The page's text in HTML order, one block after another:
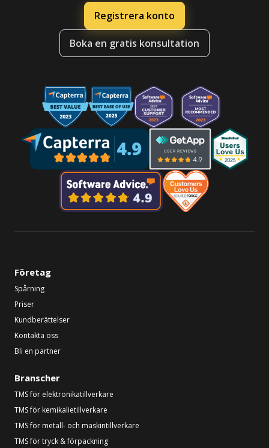
Registrera konto
Boka en gratis konsultation
Företag
Spårning
Priser
Kundberättelser
Kontakta oss
Bli en partner
Branscher
TMS för elektronikatillverkare
TMS för kemikalietillverkare
TMS för metall- och maskintillverkare
TMS för tryck & förpackning